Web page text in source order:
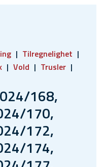
Tilregnelighet
Vold
Trusler
168,
170,
172,
174,